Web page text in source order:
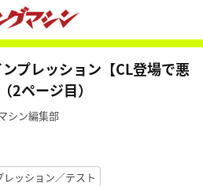
プレッション【CL登場で悪
2ページ目）
シン編集部
ッション／テスト